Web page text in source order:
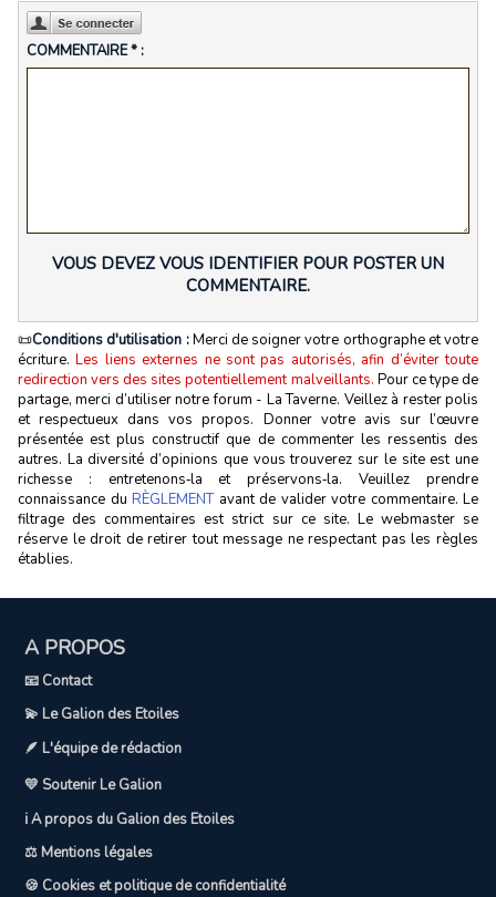
COMMENTAIRE * :
VOUS DEVEZ VOUS IDENTIFIER POUR POSTER UN
COMMENTAIRE.
📜Conditions d'utilisation :Merci de soigner votre orthographe et votre
écriture.Les liens externes ne sont pas autorisés, afin d’éviter toute
redirection vers des sites potentiellement malveillants. Pour ce type de
partage, merci d’utiliser notre forum - La Taverne. Veillez à rester polis
et respectueux dans vos propos. Donner votre avis sur l’œuvre
présentée est plus constructif que de commenter les ressentis des
autres. La diversité d’opinions que vous trouverez sur le site est une
richesse : entretenons‑la et préservons‑la. Veuillez prendre
connaissance du RÈGLEMENTavant de valider votre commentaire. Le
filtrage des commentaires est strict sur ce site. Le webmaster se
réserve le droit de retirer tout message ne respectant pas les règles
établies.
A PROPOS
📧 Contact
💫 Le Galion des Etoiles
🪶 L'équipe de rédaction
💛 Soutenir Le Galion
ℹ️ A propos du Galion des Etoiles
⚖️ Mentions légales
🍪 Cookies et politique de confidentialité